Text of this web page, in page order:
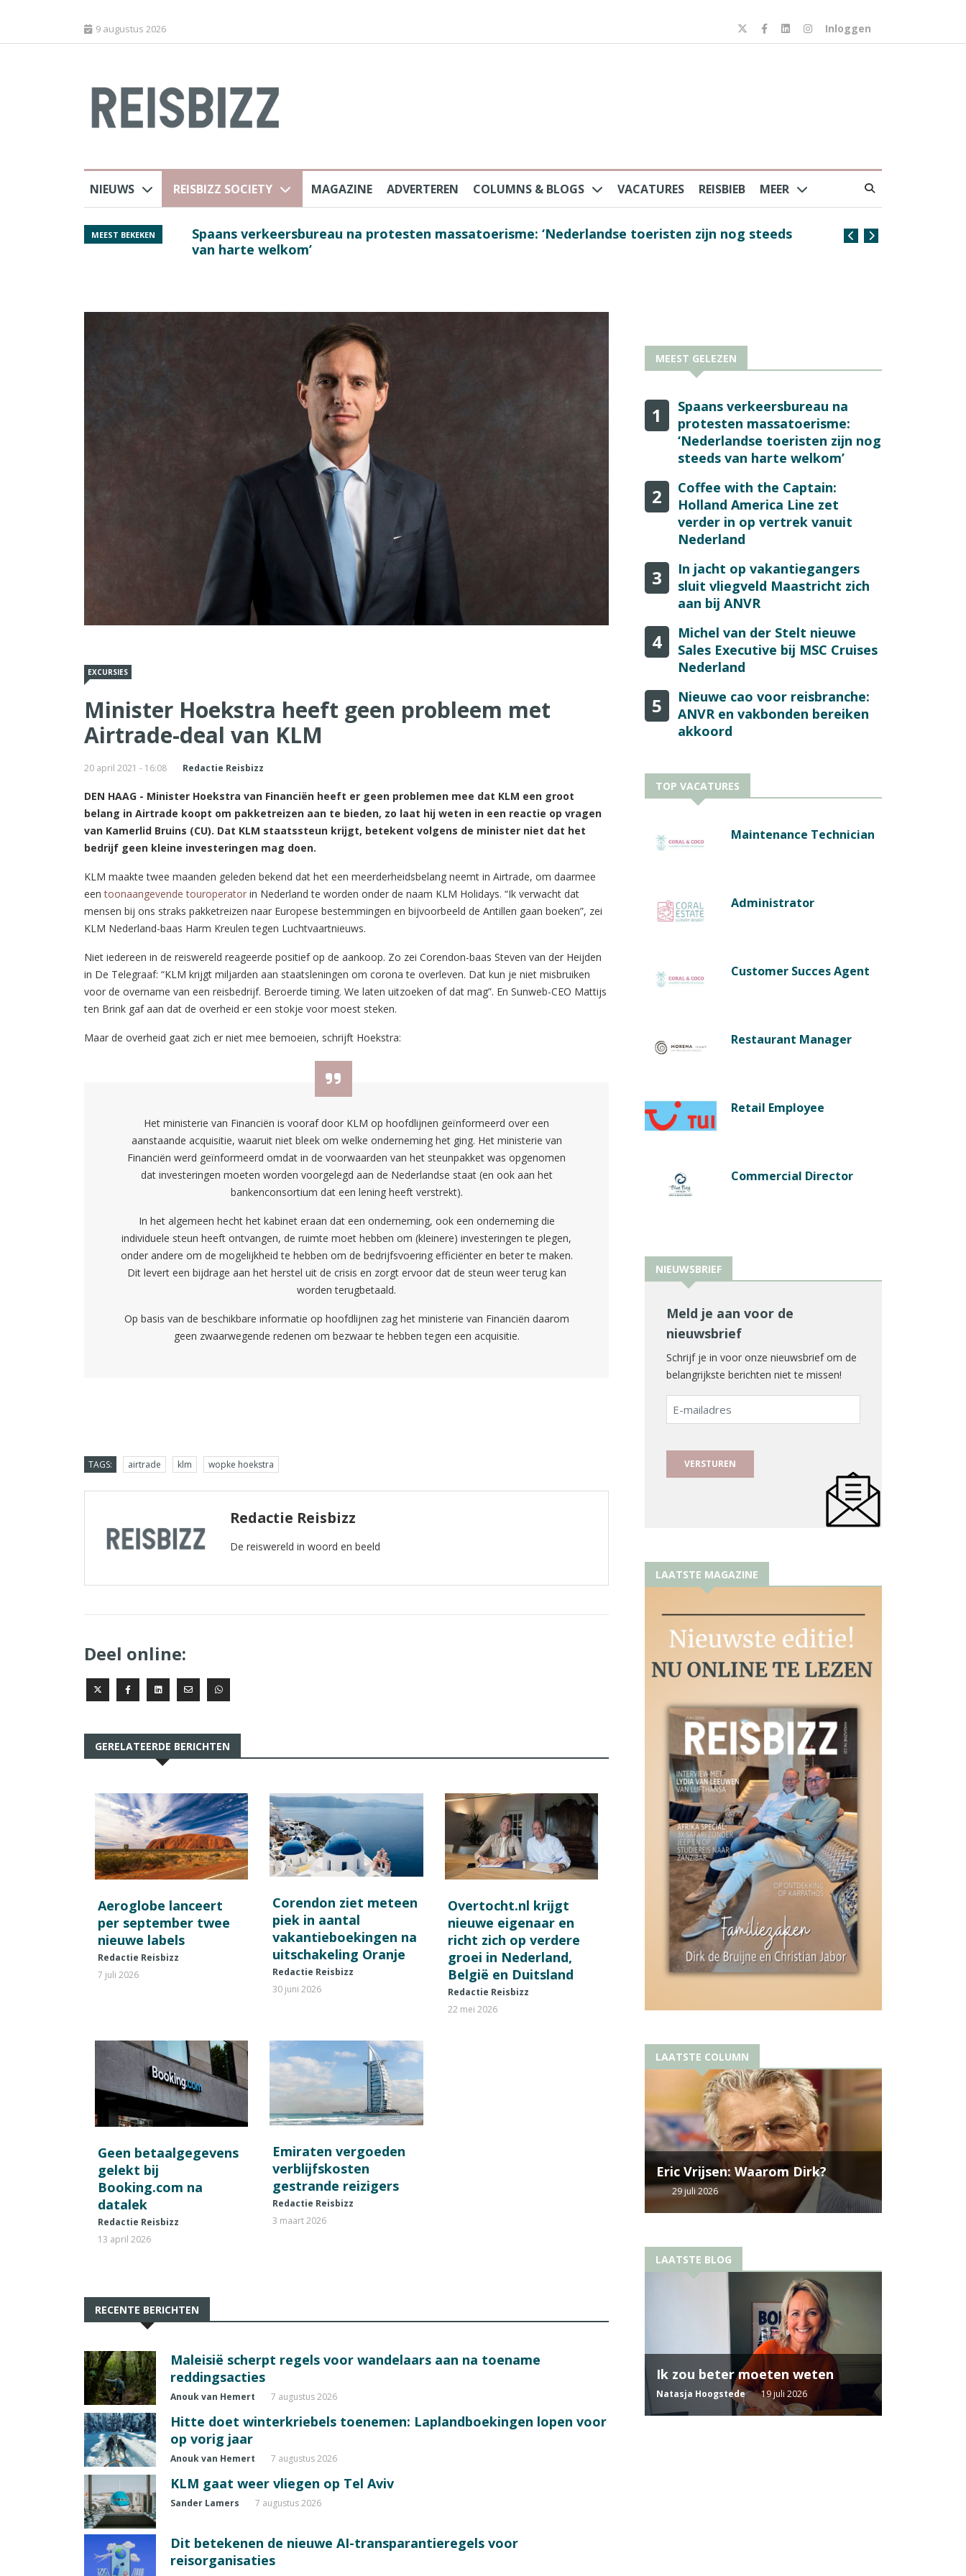
9 augustus 2026 Inloggen
NIEUWS REISBIZZ SOCIETY MAGAZINE ADVERTEREN COLUMNS & BLOGS VACATURES REISBIEB MEER
MEEST BEKEKEN
Spaans verkeersbureau na protesten massatoerisme: ‘Nederlandse toeristen zijn nog steeds
van harte welkom’
Coffee with the
EXCURSIES
Minister Hoekstra heeft geen probleem met
Airtrade-deal van KLM
20 april 2021 - 16:08 Redactie Reisbizz
DEN HAAG - Minister Hoekstra van Financiën heeft er geen problemen mee dat KLM een groot
belang in Airtrade koopt om pakketreizen aan te bieden, zo laat hij weten in een reactie op vragen
van Kamerlid Bruins (CU). Dat KLM staatssteun krijgt, betekent volgens de minister niet dat het
bedrijf geen kleine investeringen mag doen.
KLM maakte twee maanden geleden bekend dat het een meerderheidsbelang neemt in Airtrade, om daarmee
eentoonaangevende touroperator in Nederland te worden onder de naam KLM Holidays. “Ik verwacht dat
mensen bij ons straks pakketreizen naar Europese bestemmingen en bijvoorbeeld de Antillen gaan boeken”, zei
KLM Nederland-baas Harm Kreulen tegen Luchtvaartnieuws.
Niet iedereen in de reiswereld reageerde positief op de aankoop. Zo zei Corendon-baas Steven van der Heijden
in De Telegraaf: “KLM krijgt miljarden aan staatsleningen om corona te overleven. Dat kun je niet misbruiken
voor de overname van een reisbedrijf. Beroerde timing. We laten uitzoeken of dat mag”. En Sunweb-CEO Mattijs
ten Brink gaf aan dat de overheid er een stokje voor moest steken.
Maar de overheid gaat zich er niet mee bemoeien, schrijft Hoekstra:
Het ministerie van Financiën is vooraf door KLM op hoofdlijnen geïnformeerd over een
aanstaande acquisitie, waaruit niet bleek om welke onderneming het ging. Het ministerie van
Financiën werd geïnformeerd omdat in de voorwaarden van het steunpakket was opgenomen
dat investeringen moeten worden voorgelegd aan de Nederlandse staat (en ook aan het
bankenconsortium dat een lening heeft verstrekt).
In het algemeen hecht het kabinet eraan dat een onderneming, ook een onderneming die
individuele steun heeft ontvangen, de ruimte moet hebben om (kleinere) investeringen te plegen,
onder andere om de mogelijkheid te hebben om de bedrijfsvoering efficiënter en beter te maken.
Dit levert een bijdrage aan het herstel uit de crisis en zorgt ervoor dat de steun weer terug kan
worden terugbetaald.
Op basis van de beschikbare informatie op hoofdlijnen zag het ministerie van Financiën daarom
geen zwaarwegende redenen om bezwaar te hebben tegen een acquisitie.
TAGS: airtrade klm wopke hoekstra
Redactie Reisbizz
De reiswereld in woord en beeld
Deel online:
GERELATEERDE BERICHTEN
Aeroglobe lanceert
per september twee
nieuwe labels
Redactie Reisbizz
7 juli 2026
Corendon ziet meteen
piek in aantal
vakantieboekingen na
uitschakeling Oranje
Redactie Reisbizz
30 juni 2026
Overtocht.nl krijgt
nieuwe eigenaar en
richt zich op verdere
groei in Nederland,
België en Duitsland
Redactie Reisbizz
22 mei 2026
Geen betaalgegevens
gelekt bij
Booking.com na
datalek
Redactie Reisbizz
13 april 2026
Emiraten vergoeden
verblijfskosten
gestrande reizigers
Redactie Reisbizz
3 maart 2026
RECENTE BERICHTEN
Maleisië scherpt regels voor wandelaars aan na toename
reddingsacties
Anouk van Hemert 7 augustus 2026
Hitte doet winterkriebels toenemen: Laplandboekingen lopen voor
op vorig jaar
Anouk van Hemert 7 augustus 2026
KLM gaat weer vliegen op Tel Aviv
Sander Lamers 7 augustus 2026
Dit betekenen de nieuwe AI-transparantieregels voor
reisorganisaties
MEEST GELEZEN
1
Spaans verkeersbureau na
protesten massatoerisme:
‘Nederlandse toeristen zijn nog
steeds van harte welkom’
2
Coffee with the Captain:
Holland America Line zet
verder in op vertrek vanuit
Nederland
3
In jacht op vakantiegangers
sluit vliegveld Maastricht zich
aan bij ANVR
4
Michel van der Stelt nieuwe
Sales Executive bij MSC Cruises
Nederland
5
Nieuwe cao voor reisbranche:
ANVR en vakbonden bereiken
akkoord
TOP VACATURES
Maintenance Technician
Administrator
Customer Succes Agent
Restaurant Manager
Retail Employee
Commercial Director
NIEUWSBRIEF
Meld je aan voor de
nieuwsbrief
Schrijf je in voor onze nieuwsbrief om de
belangrijkste berichten niet te missen!
E-
mailadres
LAATSTE MAGAZINE
LAATSTE COLUMN
Eric Vrijsen: Waarom Dirk?
29 juli 2026
LAATSTE BLOG
Ik zou beter moeten weten
Natasja Hoogstede 19 juli 2026